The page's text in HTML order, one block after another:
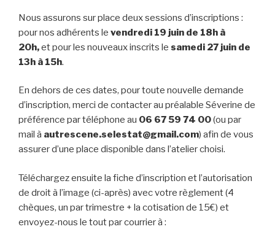
Nous assurons sur place deux sessions d’inscriptions :
pour nos adhérents le vendredi 19 juin de 18h à
20h,et pour les nouveaux inscrits le samedi 27 juin de
13h à 15h.
En dehors de ces dates, pour toute nouvelle demande
d’inscription, merci de contacter au préalable Séverine de
préférence par téléphone au 06 67 59 74 00(ou par
mail à autrescene.selestat@gmail.com) afin de vous
assurer d’une place disponible dans l’atelier choisi.
Téléchargez ensuite la fiche d’inscription et l’autorisation
de droit à l’image (ci-après) avec votre règlement (4
chèques, un par trimestre + la cotisation de 15€) et
envoyez-nous le tout par courrier à :